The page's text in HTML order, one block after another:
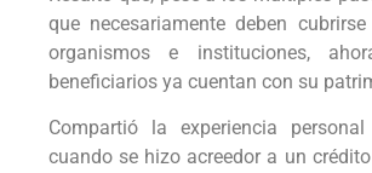
que necesariamente deben
organismos e instituciones,
beneficiarios ya cuentan con su
Compartió la experiencia
cuando se hizo acreedor a un